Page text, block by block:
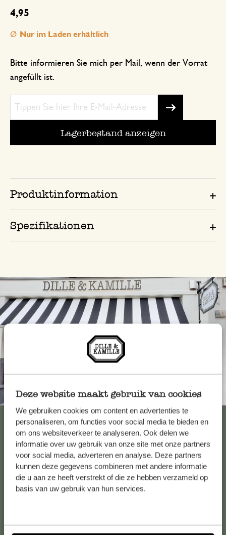
Deze website maakt gebruik van cookies
We gebruiken cookies om content en advertenties te
personaliseren, om functies voor social media te bieden en
om ons websiteverkeer te analyseren. Ook delen we
informatie over uw gebruik van onze site met onze partners
voor social media, adverteren en analyse. Deze partners
kunnen deze gegevens combineren met andere informatie
die u aan ze heeft verstrekt of die ze hebben verzameld op
basis van uw gebruik van hun services.
4,95
Bitte informieren Sie mich per Mail, wenn der Vorrat
angefüllt ist.
Lagerbestand anzeigen
Nur im Laden erhältlich
Produktinformation
Spezifikationen
Immer in der Nähe
Alle 62 Geschäfte anzeigen
Kundenservice/Hilfe
Falls Sie Fragen haben oder Tipps und Hilfe brauchen, wenden